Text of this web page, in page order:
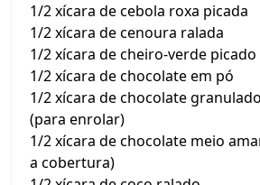
1/2 xícara de cebola roxa picada
1/2 xícara de cenoura ralada
1/2 xícara de cheiro-verde picado
1/2 xícara de chocolate em pó
1/2 xícara de chocolate
(para enrolar)
1/2 xícara de chocolate meio
a cobertura)